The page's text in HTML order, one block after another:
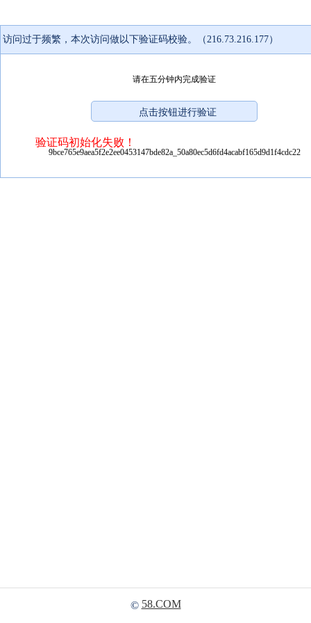
访问过于频繁，本次访问做以下验证码校验。（216.73.216.177）
请在五分钟内完成验证
验证码初始化失败！
9bce765e9aea5f2e2ee0453147bde82a_50a80ec5d6fd4acabf165d9d1f4cdc22
© 58.COM